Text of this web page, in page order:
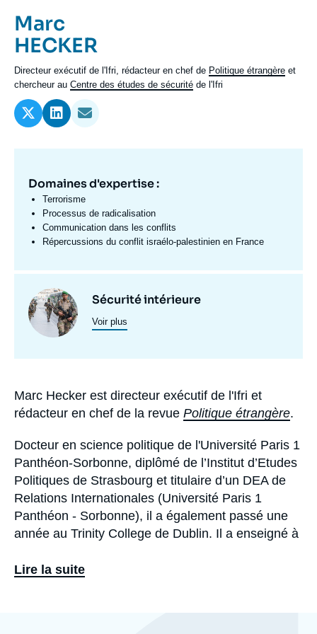
Prénom
de
l'expert
Marc
Nom
de
l'expert
HECKER
Intitulé
du
poste
Directeur exécutif de l'Ifri, rédacteur en chef de Politique étrangère et
chercheur au Centre des études de sécurité de l'Ifri
Domaine
d'expertises
Fr
Domaines d'expertise :
Terrorisme
Processus de radicalisation
Communication dans les conflits
Répercussions du conflit israélo-palestinien en France
Centres
programmes
de
Image
principale
Sécurité intérieure
Voir plus
Biographie
Marc Hecker est directeur exécutif de l'Ifri et
rédacteur en chef de la revue Politique étrangère.
Docteur en science politique de l'Université Paris 1
Panthéon-Sorbonne, diplômé de l’Institut d’Etudes
Politiques de Strasbourg et titulaire d’un DEA de
Relations Internationales (Université Paris 1
Panthéon - Sorbonne), il a également passé une
année au Trinity College de Dublin. Il a enseigné à
intitulé «Terrorisme et guerres asymétriques
Lire la suite